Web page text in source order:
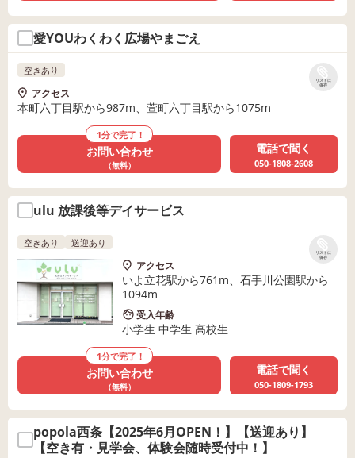
愛YOUわくわく広場やまごえ
リストに
保存
空きあり
アクセス
本町六丁目駅から987m、萱町六丁目駅から1075m
1分で完了！
お問い合わせ
（無料）
電話で聞く
050-1808-2608
ulu 放課後等デイサービス
リストに
保存
空きあり 送迎あり
アクセス
いよ立花駅から761m、石手川公園駅から
1094m
受入年齢
小学生 中学生 高校生
1分で完了！
お問い合わせ
（無料）
電話で聞く
050-1809-1793
popola西条【2025年6月OPEN！】【送迎あり】
【空き有・見学会、体験会随時受付中！】